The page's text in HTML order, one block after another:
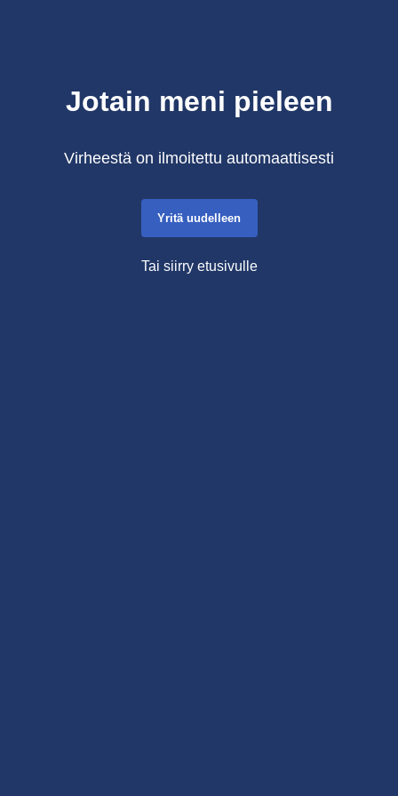
Jotain meni pieleen
Virheestä on ilmoitettu automaattisesti
Yritä uudelleen
Tai siirry etusivulle